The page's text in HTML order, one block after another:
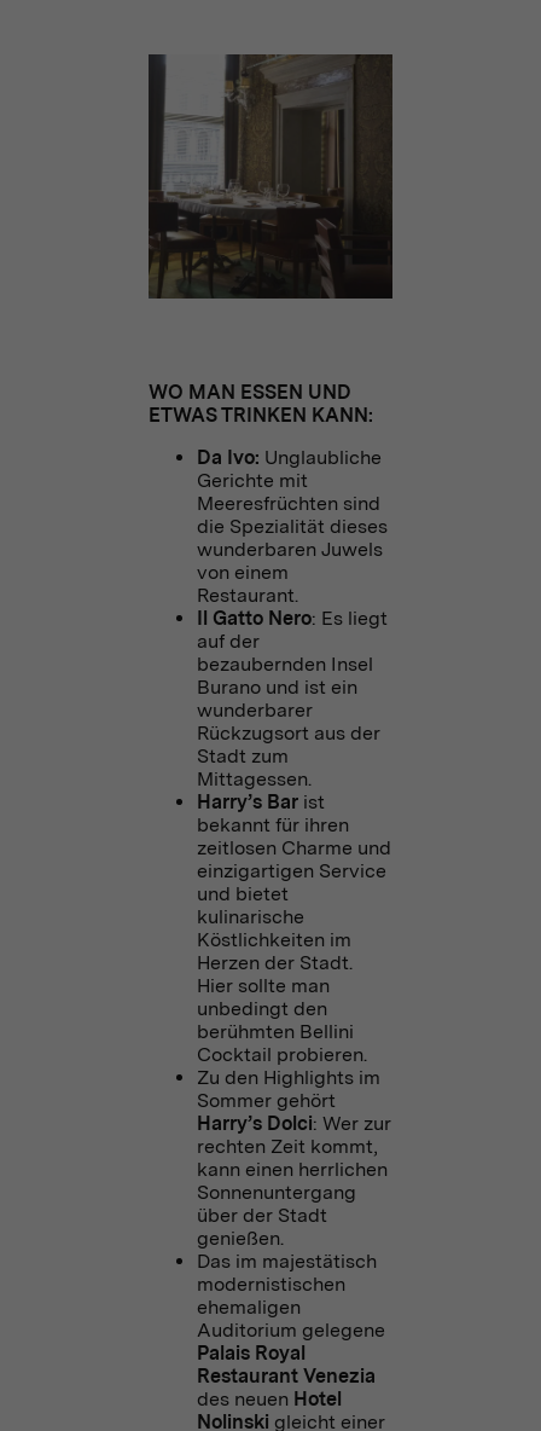
WO MAN ESSEN UND
ETWAS TRINKEN KANN:
Da Ivo: Unglaubliche
Gerichte mit
Meeresfrüchten sind
die Spezialität dieses
wunderbaren Juwels
von einem
Restaurant.
Il Gatto Nero: Es liegt
auf der
bezaubernden Insel
Burano und ist ein
wunderbarer
Rückzugsort aus der
Stadt zum
Mittagessen.
Harry’s Bar ist
bekannt für ihren
zeitlosen Charme und
einzigartigen Service
und bietet
kulinarische
Köstlichkeiten im
Herzen der Stadt.
Hier sollte man
unbedingt den
berühmten Bellini
Cocktail probieren.
Zu den Highlights im
Sommer gehört
Harry’s Dolci: Wer zur
rechten Zeit kommt,
kann einen herrlichen
Sonnenuntergang
über der Stadt
genießen.
Das im majestätisch
modernistischen
ehemaligen
Auditorium gelegene
Palais Royal
Restaurant Venezia
des neuen Hotel
Nolinski gleicht einer